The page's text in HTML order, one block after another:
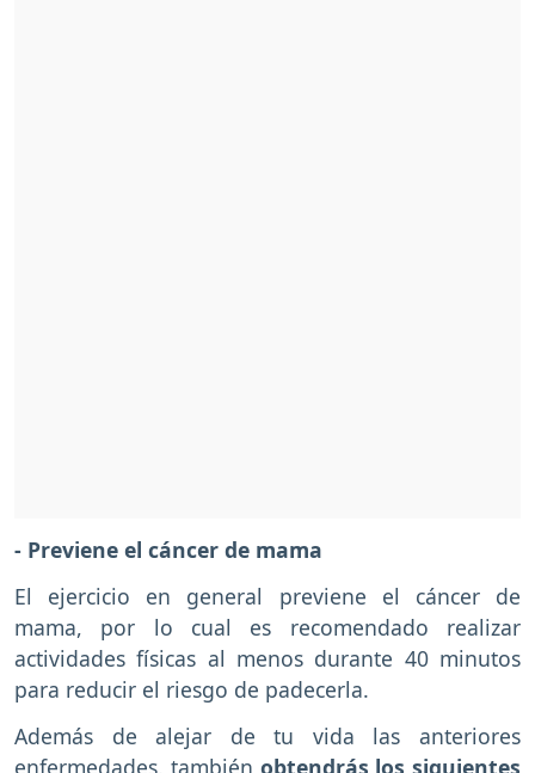
- Previene el cáncer de mama
El ejercicio en general previene el cáncer de
mama, por lo cual es recomendado realizar
actividades físicas al menos durante 40 minutos
para reducir el riesgo de padecerla.
Además de alejar de tu vida las anteriores
enfermedades, también obtendrás los siguientes